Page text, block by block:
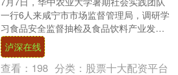
一行6人来咸宁市市场监督管理局，调研学
习食品安全监督抽检及食品饮料产业发展
工作情况。 上午，实践团队跟随工作人员
走进华佑万....
泸深在线
查看： 198 分类： 股票十大配资平台